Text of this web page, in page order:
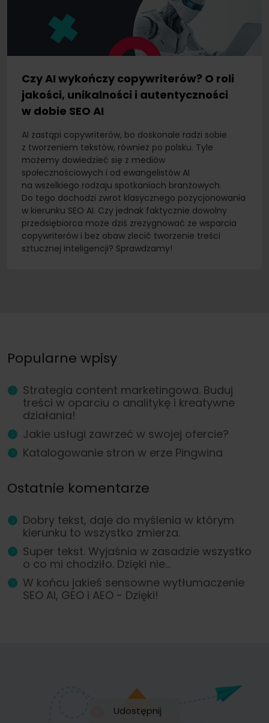
Czy AI wykończy copywriterów? O roli
jakości, unikalności i autentyczności
w dobie SEO AI
AI zastąpi copywriterów, bo doskonale radzi sobie
z tworzeniem tekstów, również po polsku. Tyle
możemy dowiedzieć się z mediów
społecznościowych i od ewangelistów AI
na wszelkiego rodzaju spotkaniach branżowych.
Do tego dochodzi zwrot klasycznego pozycjonowania
w kierunku SEO AI. Czy jednak faktycznie dowolny
przedsiębiorca może dziś zrezygnować ze wsparcia
copywriterów i bez obaw zlecić tworzenie treści
sztucznej inteligencji? Sprawdzamy!
Popularne wpisy
Strategia content marketingowa. Buduj
treści w oparciu o analitykę i kreatywne
działania!
Jakie usługi zawrzeć w swojej ofercie?
Katalogowanie stron w erze Pingwina
Ostatnie komentarze
Dobry tekst, daje do myślenia w którym
kierunku to wszystko zmierza.
Super tekst. Wyjaśnia w zasadzie wszystko
o co mi chodziło. Dzięki nie...
W końcu jakieś sensowne wytłumaczenie
SEO AI, GEO i AEO - Dzięki!
Udostępnij